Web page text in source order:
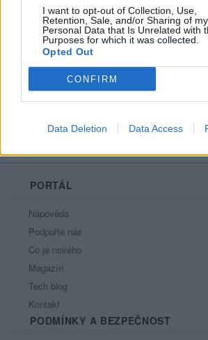
I want to opt-out of Collection, Use,
Retention, Sale, and/or Sharing of my
Personal Data that Is Unrelated with
Purposes for which it was collected.
Opted Out
CONFIRM
Data Deletion Data Access
Počet přátel : 1
Profil zobrazen: 199x
Líbí se:0
Sledované diskuze:Informace
PORTÁL
Nápověda
Podpořte nás
Co je nového
Magazín
Tech blog
Kontakt
PODMÍNKY A BEZPEČNOST